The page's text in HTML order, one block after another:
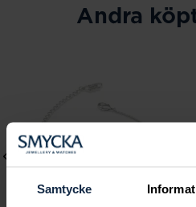
Samtycke
Andra